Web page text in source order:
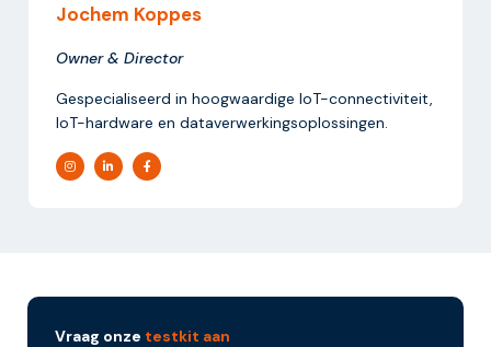
Jochem Koppes
Owner & Director
Gespecialiseerd in hoogwaardige IoT-connectiviteit,
IoT-hardware en dataverwerkingsoplossingen.
Vraag onze testkit aan